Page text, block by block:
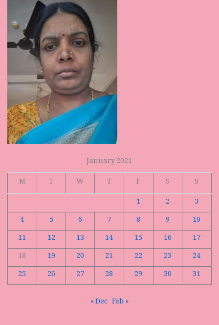
January 2021
M
T W T F S
S
1
2
3
4
5 6 7 8 9
10
11
12 13 14 15 16
17
18
19 20 21 22 23
24
25
26 27 28 29 30 31
« Dec Feb »